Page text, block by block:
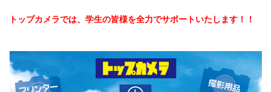
トップカメラでは、学生の皆様を全力でサポートいたします！！